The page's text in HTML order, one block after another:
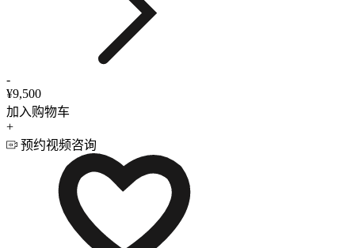
-
¥9,500
加入购物车
+
预约视频咨询